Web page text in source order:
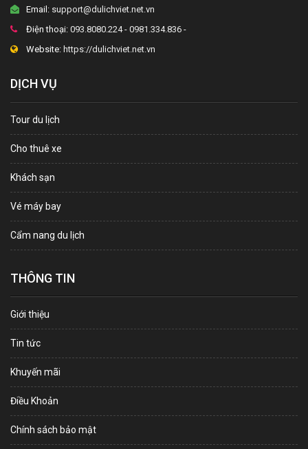
Email: support@dulichviet.net.vn
Điện thoại: 093.8080.224 - 0981.334.836 -
Website: https://dulichviet.net.vn
DỊCH VỤ
Tour du lịch
Cho thuê xe
Khách sạn
Vé máy bay
Cẩm nang du lịch
THÔNG TIN
Giới thiệu
Tin tức
Khuyến mãi
Điều Khoản
Chính sách bảo mật